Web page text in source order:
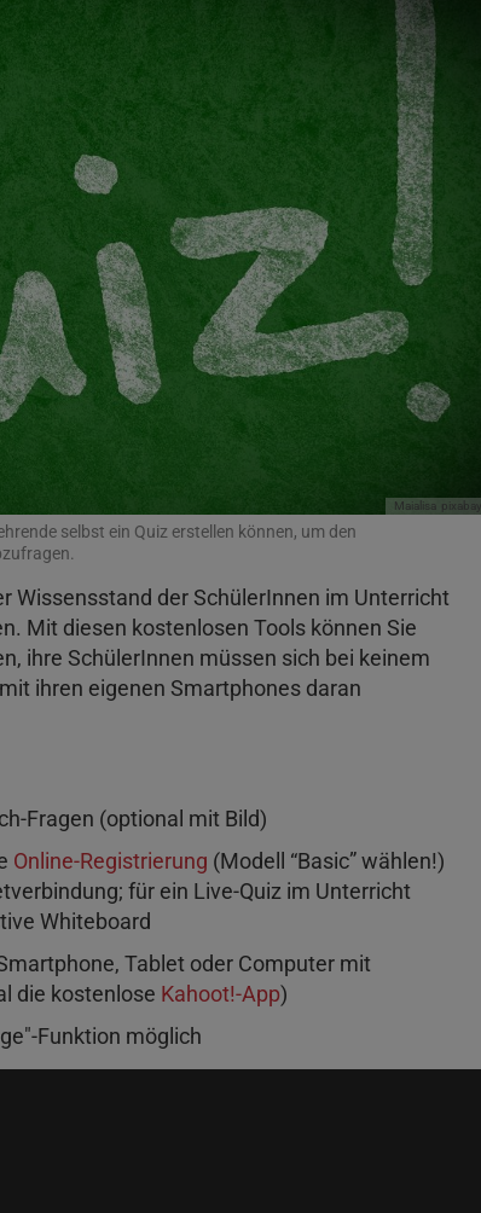
Maialisa pixabay
selbst ein Quiz erstellen können, um den
Wissensstand der SchülerInnen im Unterricht
Mit diesen kostenlosen Tools können Sie
ihre SchülerInnen müssen sich bei keinem
ihren eigenen Smartphones daran
Fragen (optional mit Bild)
Online-Registrierung (Modell “Basic” wählen!)
für ein Live-Quiz im Unterricht
Whiteboard
Tablet oder Computer mit
die kostenlose Kahoot!-App)
Funktion möglich